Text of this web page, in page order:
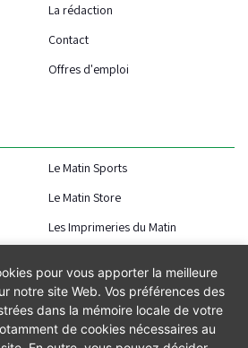
La rédaction
Contact
Offres d'emploi
Le Matin Sports
Le Matin Store
Les Imprimeries du Matin
pour vous apporter la meilleure
notre site Web. Vos préférences des
dans la mémoire locale de votre
de cookies nécessaires au